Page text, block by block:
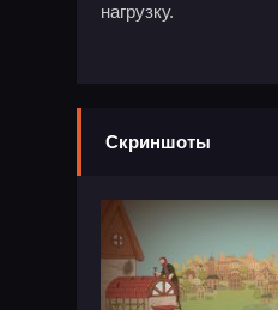
нагрузку.
Скриншоты